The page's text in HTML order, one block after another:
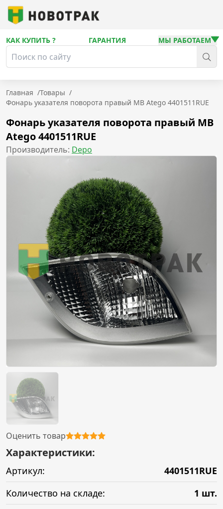
КАК КУПИТЬ ? ГАРАНТИЯ МЫ РАБОТАЕМ
Главная /Товары /
Фонарь указателя поворота правый MB Atego 4401511RUE
Фонарь указателя поворота правый MB
Atego 4401511RUE
Производитель: Depo
Оценить товар
Характеристики:
Артикул:
4401511RUE
Количество на складе:
1 шт.